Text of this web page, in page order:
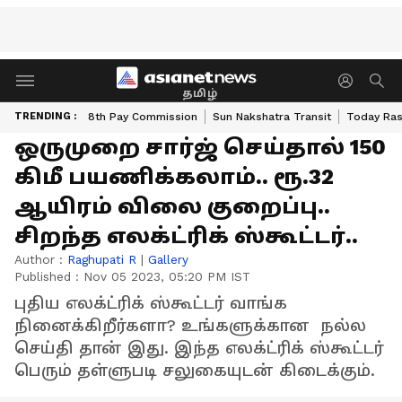
தமிழ்
TRENDING : 8th Pay Commission Sun Nakshatra Transit Today
ஒருமுறை சார்ஜ் செய்தால் 150
கிமீ பயணிக்கலாம்.. ரூ.32
ஆயிரம் விலை குறைப்பு..
சிறந்த எலக்ட்ரிக் ஸ்கூட்டர்..
Author : Raghupati R | Gallery
Published : Nov 05 2023, 05:20 PM IST
புதிய எலக்ட்ரிக் ஸ்கூட்டர் வாங்க
நினைக்கிறீர்களா? உங்களுக்கான நல்ல
செய்தி தான் இது. இந்த எலக்ட்ரிக் ஸ்கூட்டர்
பெரும் தள்ளுபடி சலுகையுடன் கிடைக்கும்.